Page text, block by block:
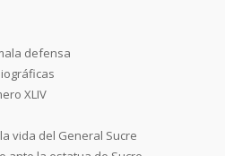
defensa
XLIV
vida del General Sucre